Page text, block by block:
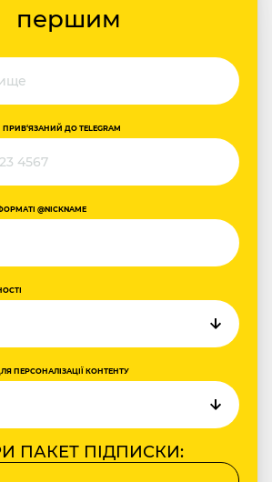
першим
ДО TELEGRAM
@NICKNAME
ПЕРСОНАЛІЗАЦІЇ КОНТЕНТУ
ПАКЕТ ПІДПИСКИ: